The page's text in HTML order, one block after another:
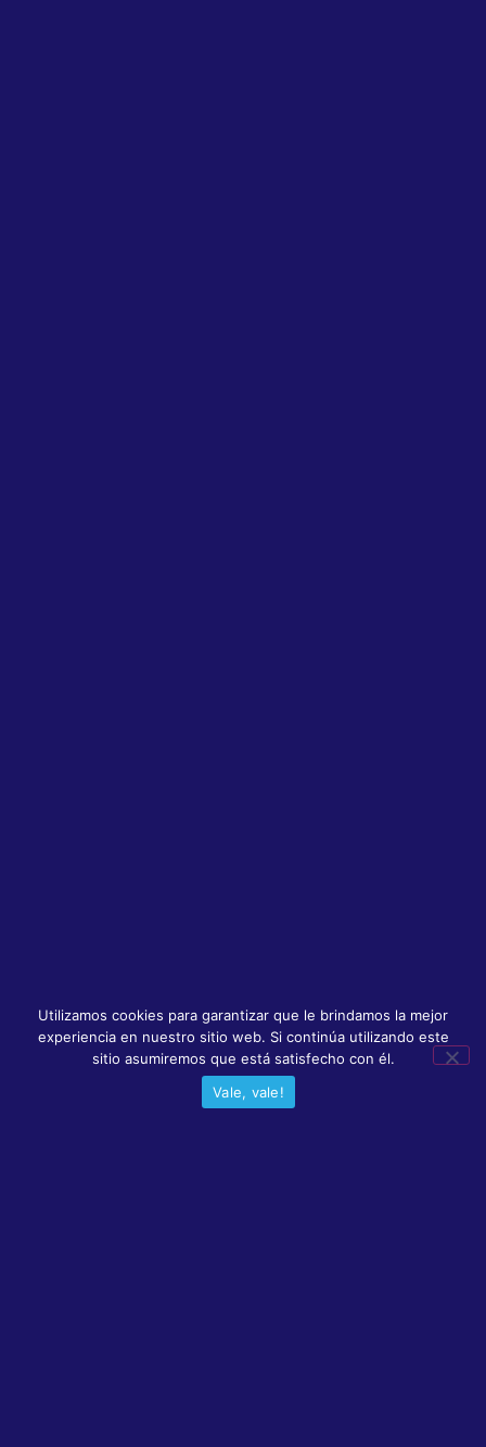
Utilizamos cookies para garantizar que le brindamos la mejor
experiencia en nuestro sitio web. Si continúa utilizando este
sitio asumiremos que está satisfecho con él.
Vale, vale!